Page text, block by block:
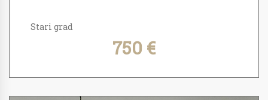
Stari grad
750 €